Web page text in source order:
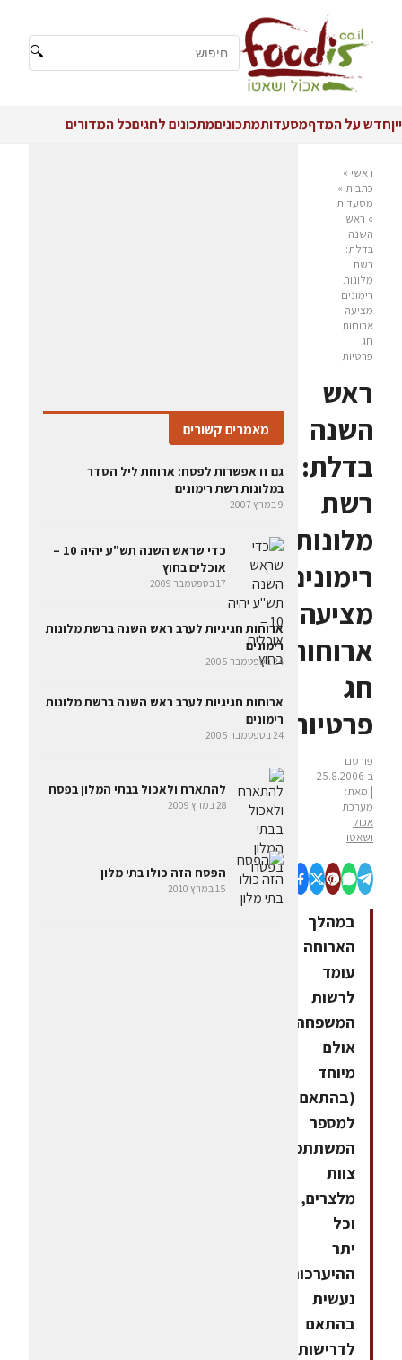
🔍
ייןחדש על המדףמסעדותמתכוניםמתכונים לחגיםכל המדורים
ראשי »
כתבות »
מסעדות
» ראש
השנה
בדלת:
רשת
מלונות
רימונים
מציעה
ארוחות
חג
פרטיות
ראש
השנה
בדלת:
רשת
מלונות
רימונים
מציעה
ארוחות
חג
פרטיות
פורסם
ב-25.8.2006
| מאת:
מערכת
אכול
ושאטו
במהלך
הארוחה
עומד
לרשות
המשפחה
אולם
מיוחד
(בהתאם
למספר
המשתתפים),
צוות
מלצרים,
וכל
יתר
ההיערכות
נעשית
בהתאם
לדרישותיו
מאמרים קשורים
גם זו אפשרות לפסח: ארוחת ליל הסדר
במלונות רשת רימונים
9 במרץ 2007
כדי שראש השנה תש"ע יהיה 10 –
אוכלים בחוץ
17 בספטמבר 2009
ארוחות חגיגיות לערב ראש השנה ברשת מלונות
רימונים
24 בספטמבר 2005
ארוחות חגיגיות לערב ראש השנה ברשת מלונות
רימונים
24 בספטמבר 2005
להתארח ולאכול בבתי המלון בפסח
28 במרץ 2009
הפסח הזה כולו בתי מלון
15 במרץ 2010